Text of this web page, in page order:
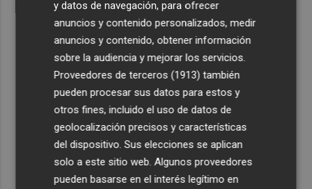
y datos de navegación, para ofrecer
anuncios y contenido personalizados, medir
anuncios y contenido, obtener información
sobre la audiencia y mejorar los servicios.
Proveedores de terceros (1913) también
pueden procesar sus datos para estos y
otros fines, incluido el uso de datos de
geolocalización precisos y características
del dispositivo. Sus elecciones se aplican
solo a este sitio web. Algunos proveedores
pueden basarse en el interés legítimo en